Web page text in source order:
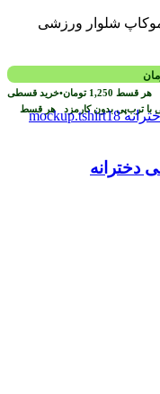
شلوار ورزشی
هر قسط 1,250 تومان•خرید قسطی
ترب‌پی بدون کارمزد هر قسط
دخترانه